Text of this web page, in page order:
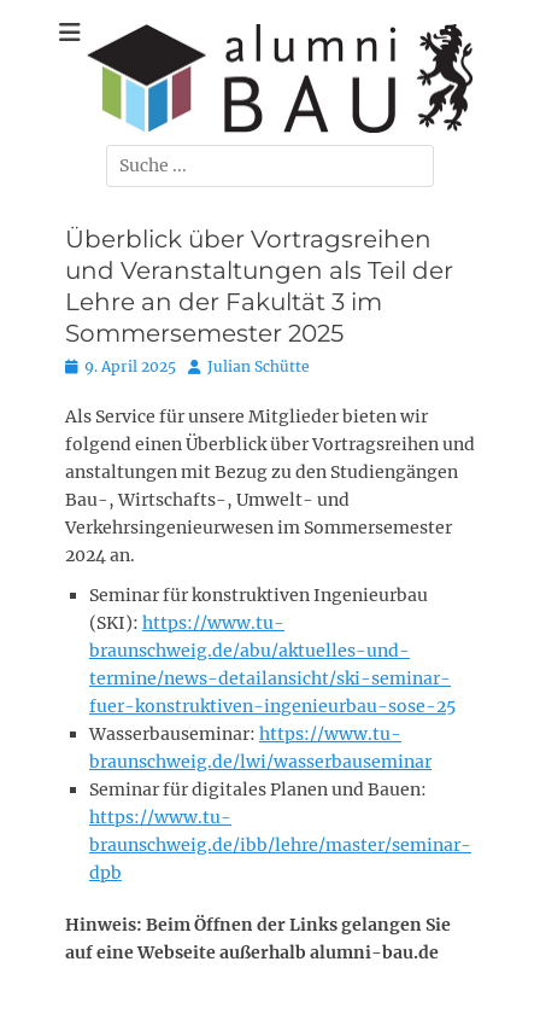
Alumni-Bau
Carolo-
Wihelmina e. V.
Der Ehemaligenverein der Bauingenieure, Umweltingenieure,
Verkehrsingenieure und Wirtschaftsingenieure/Bau der TU
Suchen
nach:
Überblick über Vortragsreihen
und Veranstaltungen als Teil der
Lehre an der Fakultät 3 im
Sommersemester 2025
Posted
9. April 2025 AutorJulian Schütte
Als Service für unsere Mitglieder bieten wir
folgend einen Überblick über Vortragsreihen und
anstaltungen mit Bezug zu den Studiengängen
Bau-, Wirtschafts-, Umwelt- und
Verkehrsingenieurwesen im Sommersemester
2024 an.
Seminar für konstruktiven Ingenieurbau
(SKI): https://www.tu-
braunschweig.de/abu/aktuelles-und-
termine/news-detailansicht/ski-seminar-
fuer-konstruktiven-ingenieurbau-sose-25
Wasserbauseminar: https://www.tu-
braunschweig.de/lwi/wasserbauseminar
Seminar für digitales Planen und Bauen:
https://www.tu-
braunschweig.de/ibb/lehre/master/seminar-
dpb
Hinweis: Beim Öffnen der Links gelangen Sie
auf eine Webseite außerhalb alumni-bau.de